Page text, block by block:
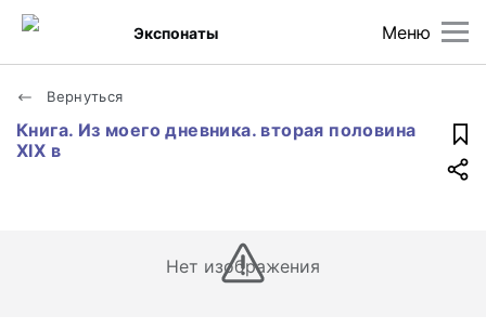
Меню
Экспонаты
Вернуться
Книга. Из моего дневника. вторая половина
XIX в
Нет изображения